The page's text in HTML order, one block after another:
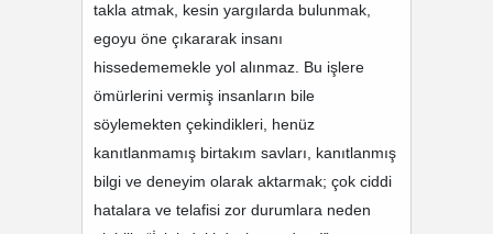
takla atmak, kesin yargılarda bulunmak,
egoyu öne çıkararak insanı
hissedememekle yol alınmaz. Bu işlere
ömürlerini vermiş insanların bile
söylemekten çekindikleri, henüz
kanıtlanmamış birtakım savları, kanıtlanmış
bilgi ve deneyim olarak aktarmak; çok ciddi
hatalara ve telafisi zor durumlara neden